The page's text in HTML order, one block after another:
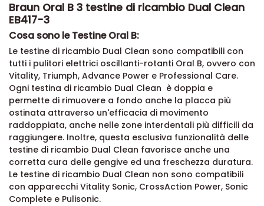
Braun Oral B 3 testine di ricambio Dual Clean
EB417-3
Cosa sono le Testine Oral B:
Le testine di ricambio Dual Clean sono compatibili con
tutti i pulitori elettrici oscillanti-rotanti Oral B, ovvero con
Vitality, Triumph, Advance Power e Professional Care.
Ogni testina di ricambio Dual Clean è doppia e
permette di rimuovere a fondo anche la placca più
ostinata attraverso un'efficacia di movimento
raddoppiata, anche nelle zone interdentali più difficili da
raggiungere. Inoltre, questa esclusiva funzionalità delle
testine di ricambio Dual Clean favorisce anche una
corretta cura delle gengive ed una freschezza duratura.
Le testine di ricambio Dual Clean non sono compatibili
con apparecchi Vitality Sonic, CrossAction Power, Sonic
Complete e Pulisonic.